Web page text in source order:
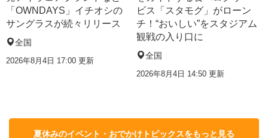
「OWNDAYS」イチオシの
サングラスが続々リリース
全国
2026年8月4日 17:00 更新
ビス「スタモグ」がローン
チ！“おいしい”をスタジアム
観戦の入り口に
全国
2026年8月4日 14:50 更新
夏休みのイベント・おでかけトピックスをもっと見る